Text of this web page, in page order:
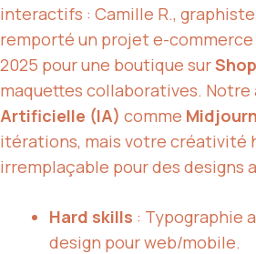
interactifs : Camille R.,
remporté un projet e-commerce
2025 pour une boutique sur
maquettes collaboratives. Notre
Artificielle (IA) comme
itérations, mais votre créativité
irremplaçable pour des designs
Hard skills : Typographie
design pour web/mobile.